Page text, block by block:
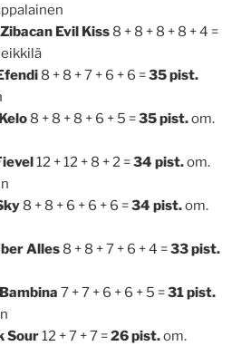
Evil Kiss 8 + 8 + 8 + 8 + 4 =
8 + 8 + 7 + 6 + 6 =35 pist.
8 + 8 + 8 + 6 + 5 =35 pist.om.
12 + 12 + 8 + 2 =34 pist.om.
8 + 8 + 6 + 6 + 6 =34 pist.om.
Alles 8 + 8 + 7 + 6 + 4 =33 pist.
7 + 7 + 6 + 6 + 5 =31 pist.
Sour12 + 7 + 7 =26 pist.om.